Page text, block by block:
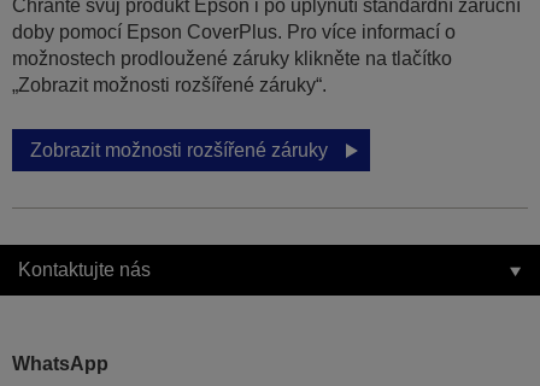
Chraňte svůj produkt Epson i po uplynutí standardní záruční
doby pomocí Epson CoverPlus. Pro více informací o
možnostech prodloužené záruky klikněte na tlačítko
„Zobrazit možnosti rozšířené záruky“.
Zobrazit možnosti rozšířené záruky
Kontaktujte nás
WhatsApp